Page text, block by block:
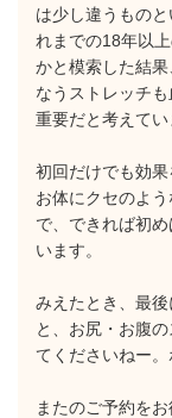
は少し違うもの
れまでの18年以
かと模索した結
なうストレッチ
重要だと考えてい
初回だけでも効
お体にクセのよ
で、できれば初
います。
みえたとき、最
と、お尻・お腹
てくださいねー。
またのご予約をお